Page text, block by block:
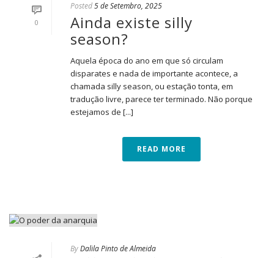
0
Posted5 de Setembro, 2025
Ainda existe silly
season?
Aquela época do ano em que só circulam
disparates e nada de importante acontece, a
chamada silly season, ou estação tonta, em
tradução livre, parece ter terminado. Não porque
estejamos de [...]
READ MORE
ByDalila Pinto de Almeida